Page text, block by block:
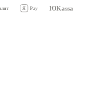
Я Pay ЮKassa